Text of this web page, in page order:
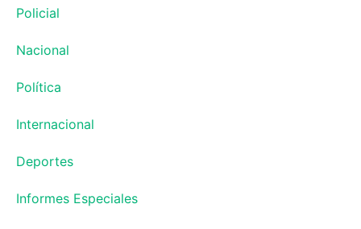
Policial
Nacional
Política
Internacional
Deportes
Informes Especiales